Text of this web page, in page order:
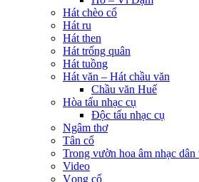
Hát chèo cổ
Hát ru
Hát then
Hát trống quân
Hát tuồng
Hát văn – Hát chầu văn
Chầu văn Huế
Hòa tấu nhạc cụ
Độc tấu nhạc cụ
Ngâm thơ
Tân cổ
Trong vườn hoa âm nhạc dân
Video
Vọng cổ